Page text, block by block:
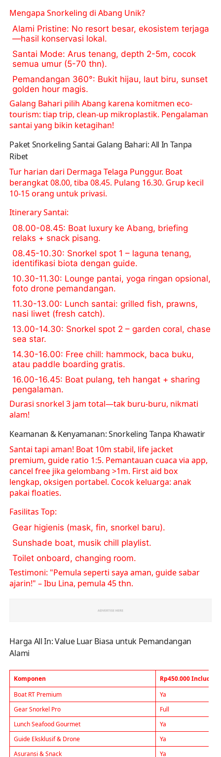
Mengapa Snorkeling di Abang Unik?
Alami Pristine: No resort besar, ekosistem terjaga
—hasil konservasi lokal.
Santai Mode: Arus tenang, depth 2-5m, cocok
semua umur (5-70 thn).
Pemandangan 360°: Bukit hijau, laut biru, sunset
golden hour magis.
Galang Bahari pilih Abang karena komitmen eco-
tourism: tiap trip, clean-up mikroplastik. Pengalaman
santai yang bikin ketagihan!
Paket Snorkeling Santai Galang Bahari: All In Tanpa
Ribet
Tur harian dari Dermaga Telaga Punggur. Boat
berangkat 08.00, tiba 08.45. Pulang 16.30. Grup kecil
10-15 orang untuk privasi.
Itinerary Santai:
08.00-08.45: Boat luxury ke Abang, briefing
relaks + snack pisang.
08.45-10.30: Snorkel spot 1 – laguna tenang,
identifikasi biota dengan guide.
10.30-11.30: Lounge pantai, yoga ringan opsional,
foto drone pemandangan.
11.30-13.00: Lunch santai: grilled fish, prawns,
nasi liwet (fresh catch).
13.00-14.30: Snorkel spot 2 – garden coral, chase
sea star.
14.30-16.00: Free chill: hammock, baca buku,
atau paddle boarding gratis.
16.00-16.45: Boat pulang, teh hangat + sharing
pengalaman.
Durasi snorkel 3 jam total—tak buru-buru, nikmati
alam!
Keamanan & Kenyamanan: Snorkeling Tanpa Khawatir
Santai tapi aman! Boat 10m stabil, life jacket
premium, guide ratio 1:5. Pemantauan cuaca via app,
cancel free jika gelombang >1m. First aid box
lengkap, oksigen portabel. Cocok keluarga: anak
pakai floaties.
Fasilitas Top:
Gear higienis (mask, fin, snorkel baru).
Sunshade boat, musik chill playlist.
Toilet onboard, changing room.
Testimoni: "Pemula seperti saya aman, guide sabar
ajarin!" – Ibu Lina, pemula 45 thn.
Harga All In: Value Luar Biasa untuk Pemandangan
Alami
Komponen
Rp450.000 Include
Boat RT Premium
Ya
Gear Snorkel Pro
Full
Lunch Seafood Gourmet
Ya
Guide Eksklusif & Drone
Ya
Asuransi & Snack
Ya